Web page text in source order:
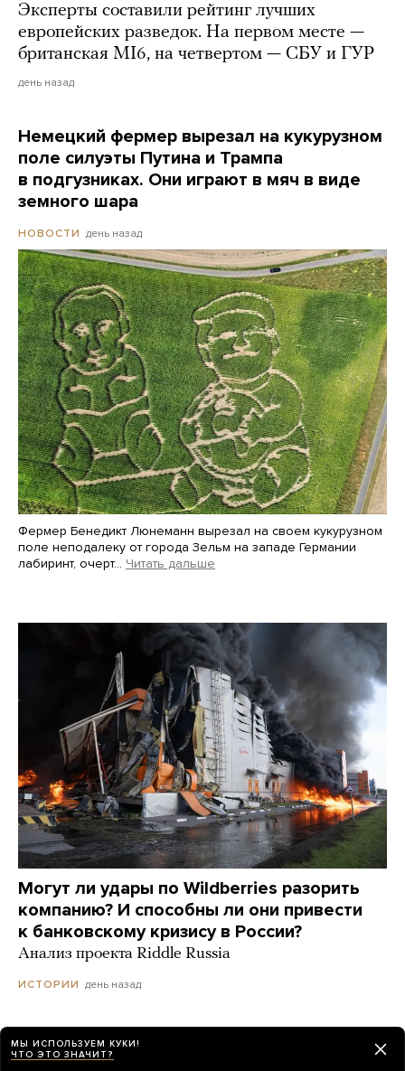
Эксперты составили рейтинг лучших
европейских разведок. На первом месте —
британская MI6, на четвертом — СБУ и ГУР
день назад
Немецкий фермер вырезал на кукурузном
поле силуэты Путина и Трампа
в подгузниках. Они играют в мяч в виде
земного шара
НОВОСТИ день назад
Фермер Бенедикт Люнеманн вырезал на своем кукурузном
поле неподалеку от города Зельм на западе Германии
лабиринт, очерт… Читать дальше
Могут ли удары по Wildberries разорить
компанию? И способны ли они привести
к банковскому кризису в России?
Анализ проекта Riddle Russia
ИСТОРИИ день назад
МЫ ИСПОЛЬЗУЕМ КУКИ!
ЧТО ЭТО ЗНАЧИТ?